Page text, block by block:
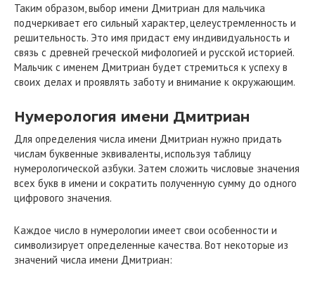
Таким образом, выбор имени Дмитриан для мальчика
подчеркивает его сильный характер, целеустремленность и
решительность. Это имя придаст ему индивидуальность и
связь с древней греческой мифологией и русской историей.
Мальчик с именем Дмитриан будет стремиться к успеху в
своих делах и проявлять заботу и внимание к окружающим.
Нумерология имени Дмитриан
Для определения числа имени Дмитриан нужно придать
числам буквенные эквиваленты, используя таблицу
нумерологической азбуки. Затем сложить числовые значения
всех букв в имени и сократить полученную сумму до одного
цифрового значения.
Каждое число в нумерологии имеет свои особенности и
символизирует определенные качества. Вот некоторые из
значений числа имени Дмитриан: